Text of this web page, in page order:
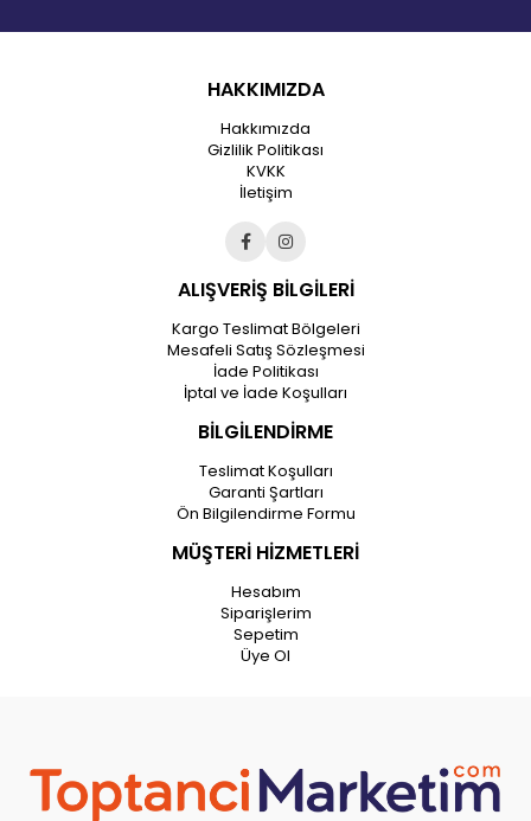
HAKKIMIZDA
Hakkımızda
Gizlilik Politikası
KVKK
İletişim
ALIŞVERİŞ BİLGİLERİ
Kargo Teslimat Bölgeleri
Mesafeli Satış Sözleşmesi
İade Politikası
İptal ve İade Koşulları
BİLGİLENDİRME
Teslimat Koşulları
Garanti Şartları
Ön Bilgilendirme Formu
MÜŞTERİ HİZMETLERİ
Hesabım
Siparişlerim
Sepetim
Üye Ol